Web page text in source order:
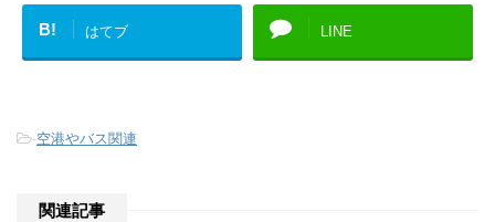
B! はてブ LINE
-空港やバス関連
関連記事